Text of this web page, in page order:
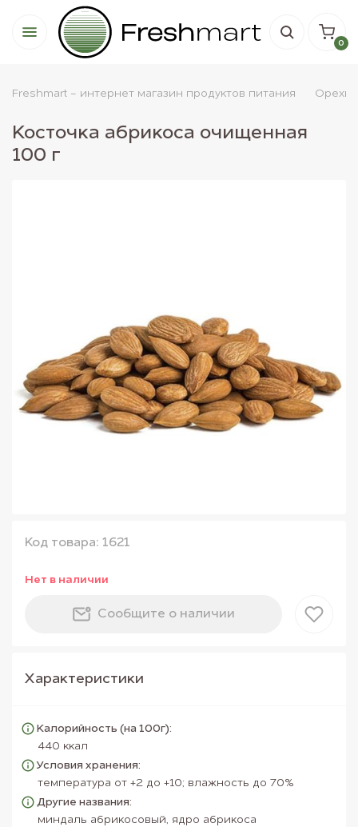
0
Freshmart - интернет магазин продуктов питания Орехи
Косточка абрикоса очищенная
100 г
Код товара: 1621
Нет в наличии
Сообщите о наличии
Характеристики
Калорийность (на 100г):
440 ккал
Условия хранения:
температура от +2 до +10; влажность до 70%
Другие названия:
миндаль абрикосовый, ядро абрикоса